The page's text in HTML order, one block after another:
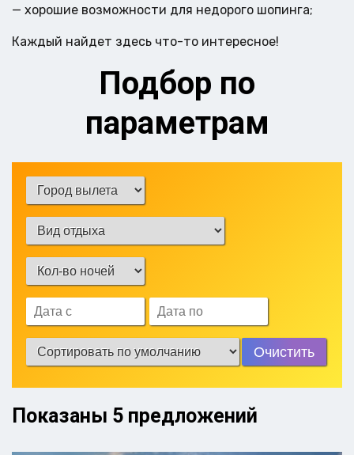
— хорошие возможности для недорого шопинга;
Каждый найдет здесь что-то интересное!
Подбор по
параметрам
Очистить
Показаны 5 предложений